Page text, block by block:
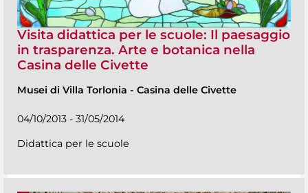
Visita didattica per le scuole: Il paesaggio
in trasparenza. Arte e botanica nella
Casina delle Civette
Musei di Villa Torlonia - Casina delle Civette
04/10/2013 - 31/05/2014
Didattica per le scuole